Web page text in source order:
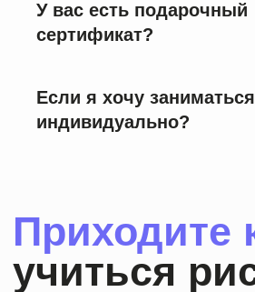
У вас есть подарочный
сертификат?
Если я хочу заниматься
индивидуально?